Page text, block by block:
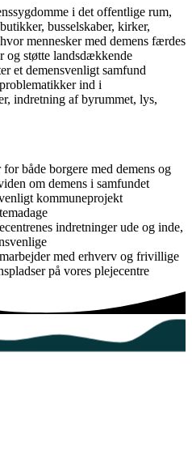
i det offentlige rum,
busselskaber, kirker,
mennesker med demens færdes
støtte landsdækkende
et demensvenligt samfund
ind i
indretning af byrummet, lys,
både borgere med demens og
om demens i samfundet
kommuneprojekt
indretninger ude og inde,
med erhverv og frivillige
på vores plejecentre